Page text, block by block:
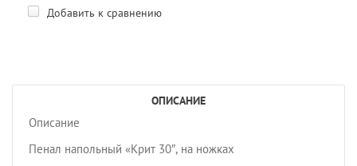
Добавить к сравнению
ОПИСАНИЕ
Описание
Пенал напольный «Крит 30″, на ножках